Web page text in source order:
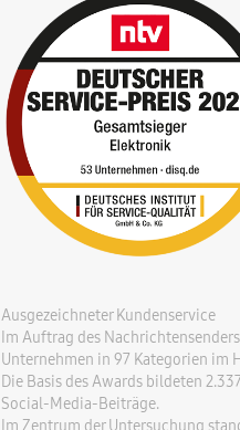
Ausgezeichneter Kundenservice
Im Auftrag des
Unternehmen in 97 Kategorien im
Die Basis des Awards bildeten
Social-Media-Beiträge.
Im Zentrum der Untersuchung